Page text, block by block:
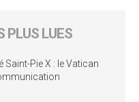
PLUS LUES
Saint-Pie X : le Vatican